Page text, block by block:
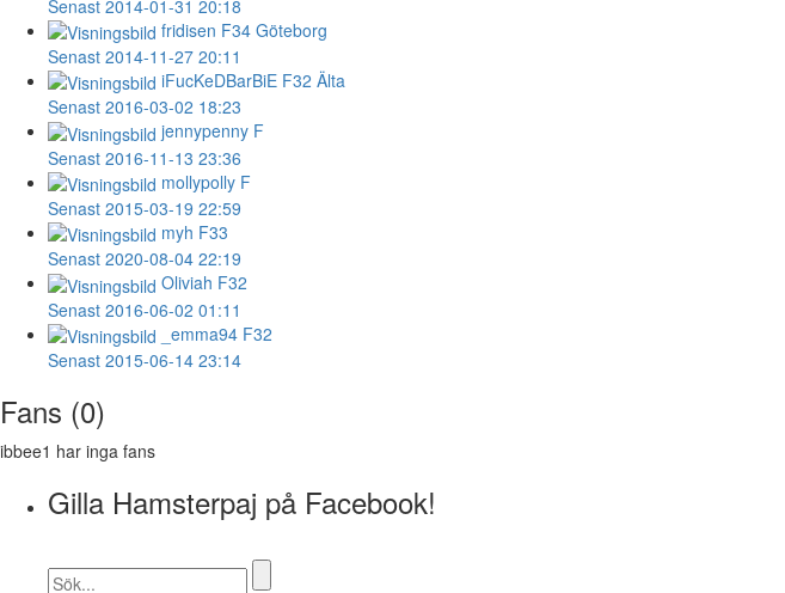
Senast 2014-01-31 20:18
fridisen F34 Göteborg
Senast 2014-11-27 20:11
iFucKeDBarBiE F32 Älta
Senast 2016-03-02 18:23
jennypenny F
Senast 2016-11-13 23:36
mollypolly F
Senast 2015-03-19 22:59
myh F33
Senast 2020-08-04 22:19
Oliviah F32
Senast 2016-06-02 01:11
_emma94 F32
Senast 2015-06-14 23:14
Fans (0)
ibbee1 har inga fans
Gilla Hamsterpaj på Facebook!